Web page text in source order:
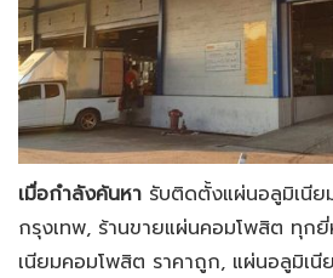
เมื่อกำลังค้นหา รับติดตั้งแผ่นอลูมิเนี
กรุงเทพ, ร้านขายแผ่นคอมโพสิต ทุก
เนียมคอมโพสิต ราคาถูก, แผ่นอลูมิเ